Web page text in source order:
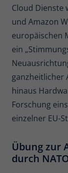
Cloud Dienste
und Amazon
europäischen
ein
ganzheitlicher
hinaus
Forschung
einzelner EU-
Übung zur
durch